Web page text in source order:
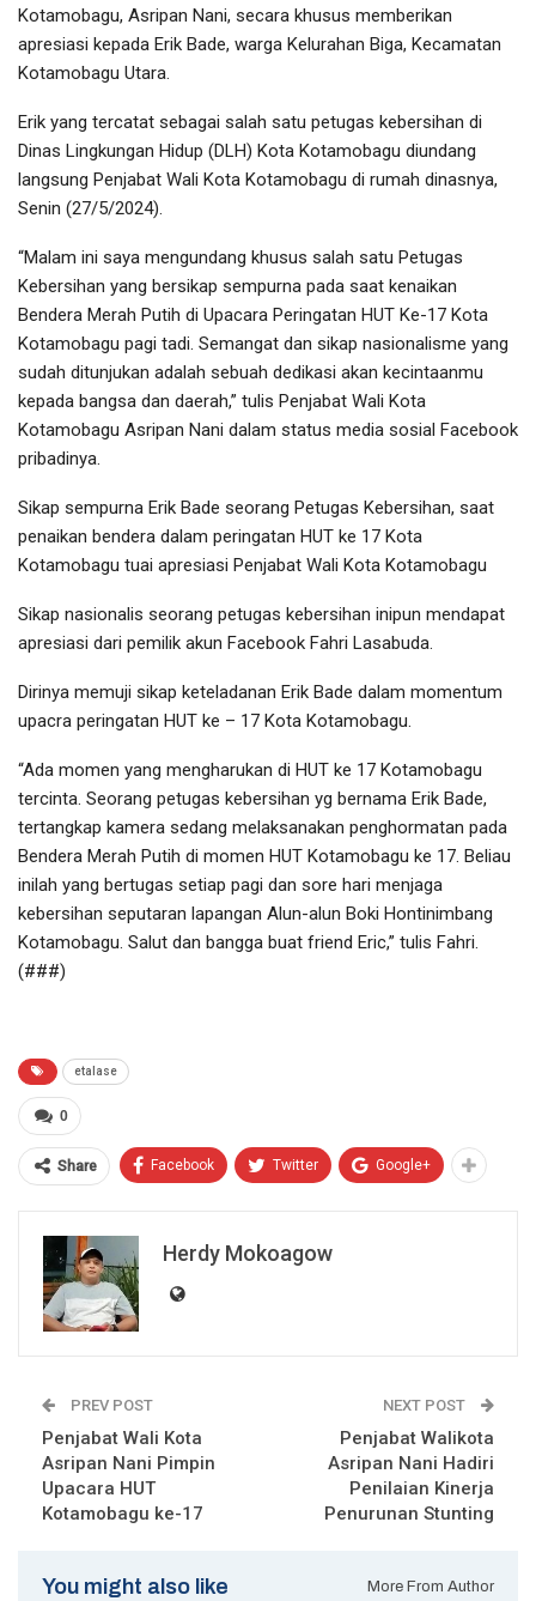
Kotamobagu, Asripan Nani, secara khusus memberikan
apresiasi kepada Erik Bade, warga Kelurahan Biga, Kecamatan
Kotamobagu Utara.
Erik yang tercatat sebagai salah satu petugas kebersihan di
Dinas Lingkungan Hidup (DLH) Kota Kotamobagu diundang
langsung Penjabat Wali Kota Kotamobagu di rumah dinasnya,
Senin (27/5/2024).
“Malam ini saya mengundang khusus salah satu Petugas
Kebersihan yang bersikap sempurna pada saat kenaikan
Bendera Merah Putih di Upacara Peringatan HUT Ke-17 Kota
Kotamobagu pagi tadi. Semangat dan sikap nasionalisme yang
sudah ditunjukan adalah sebuah dedikasi akan kecintaanmu
kepada bangsa dan daerah,” tulis Penjabat Wali Kota
Kotamobagu Asripan Nani dalam status media sosial Facebook
pribadinya.
Sikap sempurna Erik Bade seorang Petugas Kebersihan, saat
penaikan bendera dalam peringatan HUT ke 17 Kota
Kotamobagu tuai apresiasi Penjabat Wali Kota Kotamobagu
Sikap nasionalis seorang petugas kebersihan inipun mendapat
apresiasi dari pemilik akun Facebook Fahri Lasabuda.
Dirinya memuji sikap keteladanan Erik Bade dalam momentum
upacra peringatan HUT ke – 17 Kota Kotamobagu.
“Ada momen yang mengharukan di HUT ke 17 Kotamobagu
tercinta. Seorang petugas kebersihan yg bernama Erik Bade,
tertangkap kamera sedang melaksanakan penghormatan pada
Bendera Merah Putih di momen HUT Kotamobagu ke 17. Beliau
inilah yang bertugas setiap pagi dan sore hari menjaga
kebersihan seputaran lapangan Alun-alun Boki Hontinimbang
Kotamobagu. Salut dan bangga buat friend Eric,” tulis Fahri.
(###)
etalase
0
Share Facebook Twitter Google+
Herdy Mokoagow
PREV POST
Penjabat Wali Kota
Asripan Nani Pimpin
Upacara HUT
Kotamobagu ke-17
NEXT POST
Penjabat Walikota
Asripan Nani Hadiri
Penilaian Kinerja
Penurunan Stunting
You might also like More From Author